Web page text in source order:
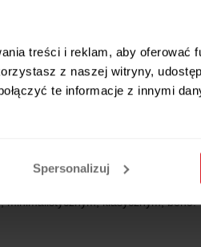
treści i reklam, aby oferować
z naszej witryny,
te informacje z innymi
Spersonalizuj
(90x160/225 cm)
Ten model to sprawdzona klasyka
i gotowy na rodzinne obiady,
minimalistycznym, klasycznym, boho.